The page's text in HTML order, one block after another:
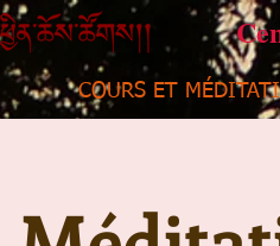
COURS ET